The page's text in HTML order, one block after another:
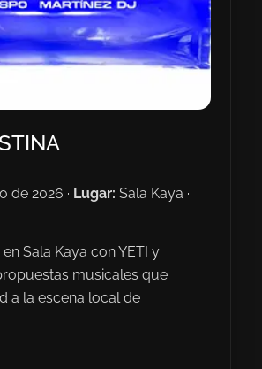
de 2026 · Lugar: Sala Kaya ·
Sala Kaya con YETI y
musicales que
a la escena local de